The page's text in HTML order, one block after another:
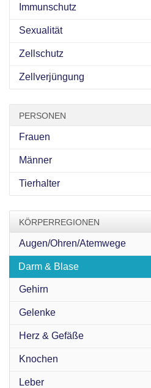
Immunschutz
Sexualität
Zellschutz
Zellverjüngung
PERSONEN
Frauen
Männer
Tierhalter
KÖRPERREGIONEN
Augen/Ohren/Atemwege
Darm & Blase
Gehirn
Gelenke
Herz & Gefäße
Knochen
Leber